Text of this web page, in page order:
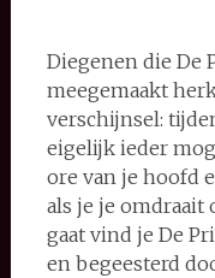
Diegenen die De
meegemaakt
verschijnsel:
eigelijk ieder
ore van je hoofd
als je je
gaat vind je De
en begeesterd